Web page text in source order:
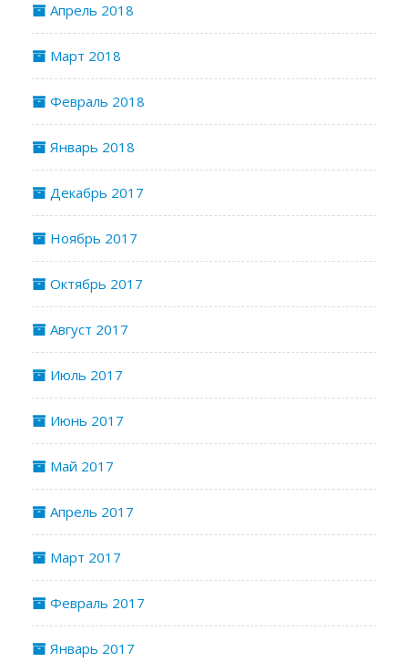
Апрель 2018
Март 2018
Февраль 2018
Январь 2018
Декабрь 2017
Ноябрь 2017
Октябрь 2017
Август 2017
Июль 2017
Июнь 2017
Май 2017
Апрель 2017
Март 2017
Февраль 2017
Январь 2017